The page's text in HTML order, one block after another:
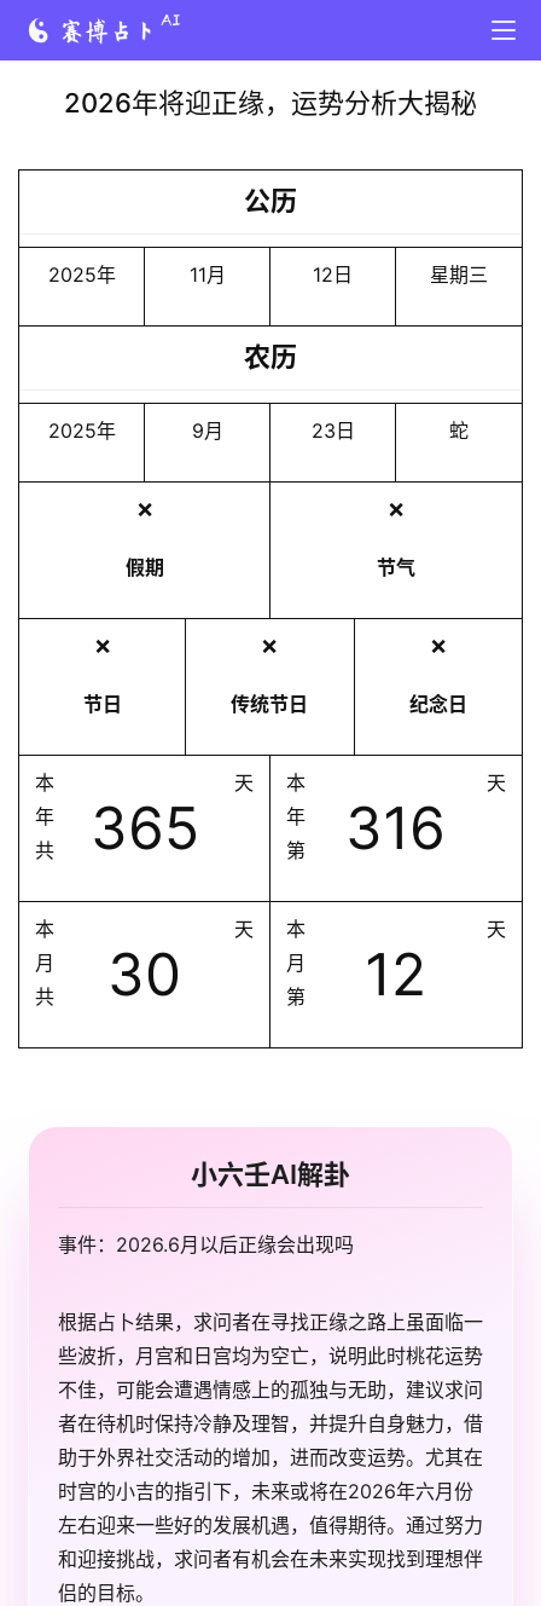
2026年将迎正缘，运势分析大揭秘
公历
2025年 11月 12日 星期三
农历
2025年 9月 23日 蛇
❌
假期
❌
节气
❌
节日
❌
传统节日
❌
纪念日
本
年
共
365
天
本
年
第
316
天
本
月
共
30
天
本
月
第
12
天
小六壬AI解卦
事件：2026.6月以后正缘会出现吗
根据占卜结果，求问者在寻找正缘之路上虽面临一
些波折，月宫和日宫均为空亡，说明此时桃花运势
不佳，可能会遭遇情感上的孤独与无助，建议求问
者在待机时保持冷静及理智，并提升自身魅力，借
助于外界社交活动的增加，进而改变运势。尤其在
时宫的小吉的指引下，未来或将在2026年六月份
左右迎来一些好的发展机遇，值得期待。通过努力
和迎接挑战，求问者有机会在未来实现找到理想伴
侣的目标。